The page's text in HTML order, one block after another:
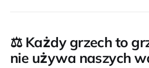
⚖️ Każdy grzech to
nie używa naszych